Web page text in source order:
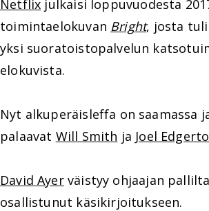
Netflix julkaisi loppuvuodesta
toimintaelokuvan Bright, josta
yksi suoratoistopalvelun
elokuvista.
Nyt alkuperäisleffa on saamassa
palaavat Will Smith ja Joel
David Ayerväistyy ohjaajan
osallistunut käsikirjoitukseen.